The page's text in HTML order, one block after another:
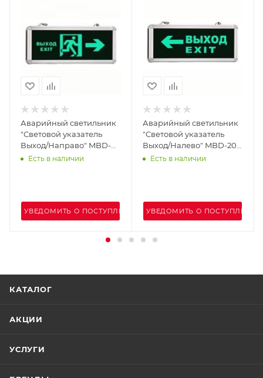
Аварийный светильник
"Световой указатель
Выход/Направо" MBD-
200 E15
Есть в наличии
УВЕДОМИТЬ О ПОСТУПЛЕНИИ
Аварийный светильник
"Световой указатель
Выход/Налево" MBD-200
E18Есть в наличии
УВЕДОМИТЬ О ПОСТУПЛЕНИИ
КАТАЛОГ
АКЦИИ
УСЛУГИ